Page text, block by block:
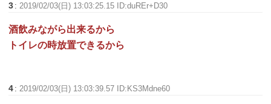
3 :2019/02/03(日) 13:03:25.15 ID:duREr+D30
酒飲みながら出来るから
トイレの時放置できるから
4 :2019/02/03(日) 13:03:39.57 ID:KS3Mdne60